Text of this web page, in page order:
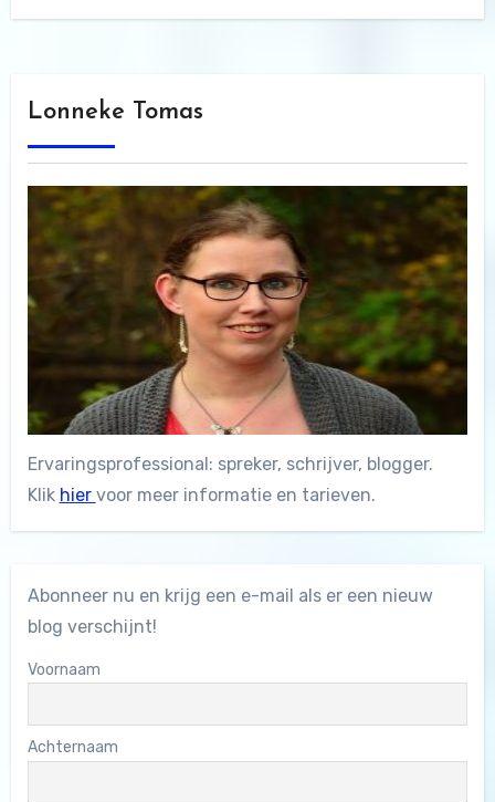
Lonneke Tomas
Ervaringsprofessional: spreker, schrijver, blogger.
Klik hier voor meer informatie en tarieven.
Abonneer nu en krijg een e-mail als er een nieuw
blog verschijnt!
Voornaam
Achternaam